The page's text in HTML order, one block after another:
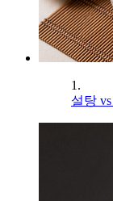
1.
설탕